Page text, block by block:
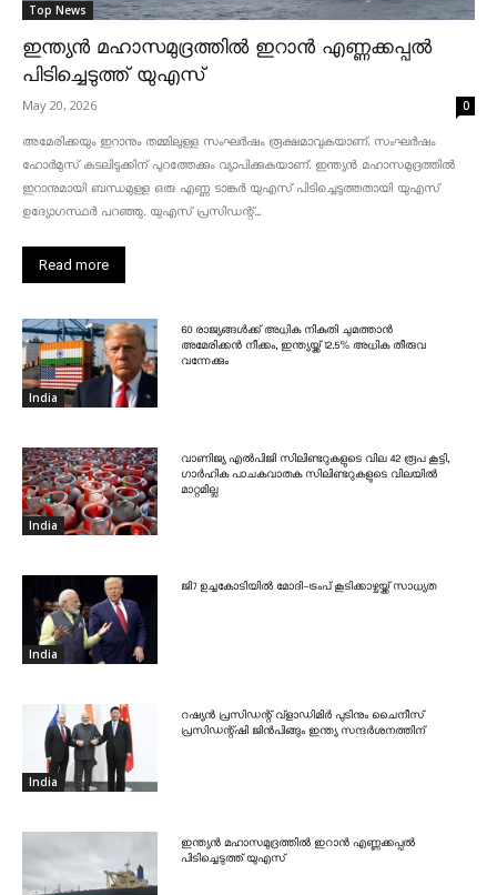
Top News
ഇന്ത്യൻ മഹാസമുദ്രത്തിൽ ഇറാൻ എണ്ണക്കപ്പൽ
പിടിച്ചെടുത്ത് യുഎസ്
May 20, 2026 0
അമേരിക്കയും ഇറാനും തമ്മിലുള്ള സംഘർഷം രൂക്ഷമാവുകയാണ്. സംഘർഷം
ഹോർമുസ് കടലിടുക്കിന് പുറത്തേക്കും വ്യാപിക്കുകയാണ്. ഇന്ത്യൻ മഹാസമുദ്രത്തിൽ
ഇറാനുമായി ബന്ധമുള്ള ഒരു എണ്ണ ടാങ്കർ യുഎസ് പിടിച്ചെടുത്തതായി യുഎസ്
ഉദ്യോഗസ്ഥർ പറഞ്ഞു. യുഎസ് പ്രസിഡന്റ്...
Read more
India
60 രാജ്യങ്ങൾക്ക് അധിക നികുതി ചുമത്താൻ
അമേരിക്കൻ നീക്കം, ഇന്ത്യയ്ക്ക് 12.5% അധിക തീരുവ
വന്നേക്കും
India
വാണിജ്യ എൽപിജി സിലിണ്ടറുകളുടെ വില 42 രൂപ കൂട്ടി,
ഗാർഹിക പാചകവാതക സിലിണ്ടറുകളുടെ വിലയിൽ
മാറ്റമില്ല
India
ജി7 ഉച്ചകോടിയിൽ മോദി-ട്രംപ് കൂടിക്കാഴ്ചയ്ക്ക് സാധ്യത
India
റഷ്യൻ പ്രസിഡന്റ് വ്‌ളാഡിമിർ പുടിനും ചൈനീസ്
പ്രസിഡന്റ്ഷി ജിൻപിങ്ങും ഇന്ത്യ സന്ദർശനത്തിന്
ഇന്ത്യൻ മഹാസമുദ്രത്തിൽ ഇറാൻ എണ്ണക്കപ്പൽ
പിടിച്ചെടുത്ത് യുഎസ്